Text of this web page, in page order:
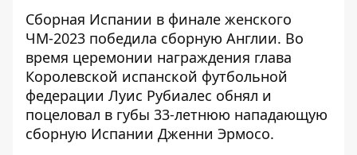
Сборная Испании в финале женского
ЧМ-2023 победила сборную Англии. Во
время церемонии награждения глава
Королевской испанской футбольной
федерации Луис Рубиалес обнял и
поцеловал в губы 33-летнюю нападающую
сборную Испании Дженни Эрмосо.